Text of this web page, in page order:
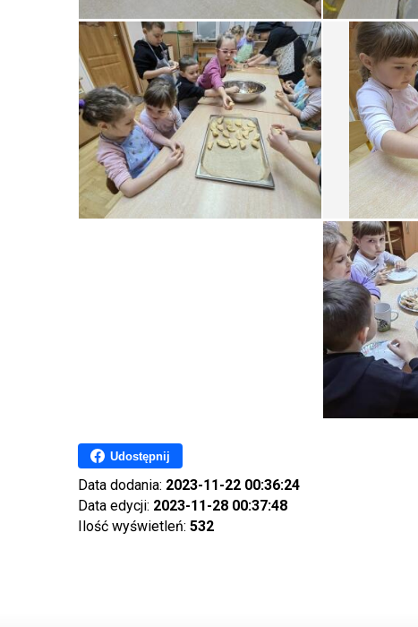
Udostępnij
Data dodania: 2023-11-22 00:36:24
Data edycji: 2023-11-28 00:37:48
Ilość wyświetleń: 532